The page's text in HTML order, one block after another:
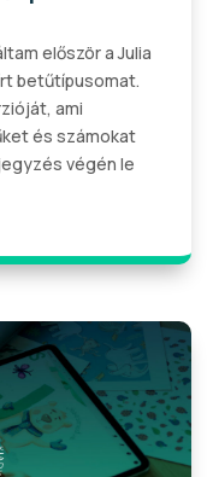
először a Julia
betűtípusomat.
ami
és számokat
végén le